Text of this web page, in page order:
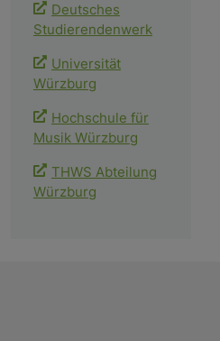
Deutsches
Studierendenwerk
Universität
Würzburg
Hochschule für
Musik Würzburg
THWS Abteilung
Würzburg